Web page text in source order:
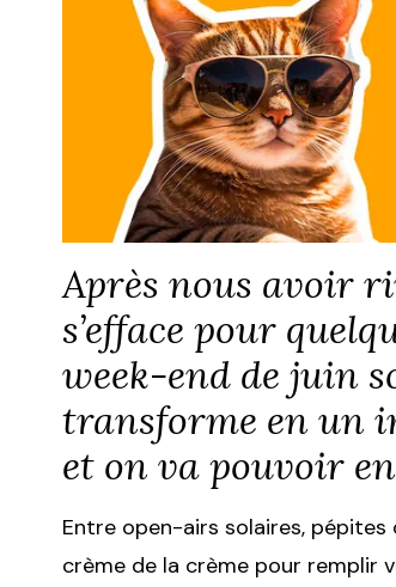
Après nous avoir
s’efface pour
week-end de juin
transforme en un
et on va pouvoir
Entre open-airs solaires,
crème de la crème pour remplir